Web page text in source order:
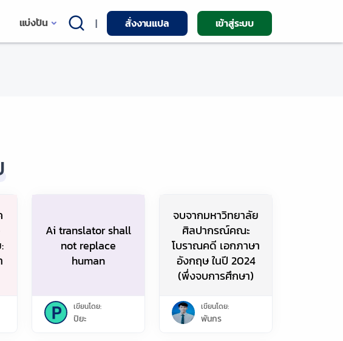
แบ่งปัน | สั่งงานแปล เข้าสู่ระบบ
Ai translator shall
not replace
human
เขียนโดย:
ปิยะ
จบจากมหาวิทยาลัย
ศิลปากรณ์คณะ
โบราณคดี เอกภาษา
อังกฤษ ในปี 2024
(พึ่งจบการศึกษา)
เขียนโดย:
พันกร